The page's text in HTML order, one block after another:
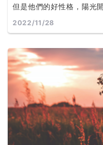
但是他們的好性格，陽光
2022/11/28